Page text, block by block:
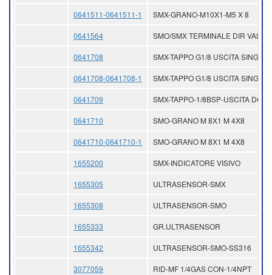
0641511-0641511-1 SMX-GRANO-M10X1-M5 X 8
0641564 SMO/SMX TERMINALE DIR VALV
0641708 SMX-TAPPO G1/8 USCITA
0641708-0641708-1 SMX-TAPPO G1/8 USCITA
0641709 SMX-TAPPO-1/8BSP-USCITA
0641710 SMO-GRANO M 8X1 M 4X8
0641710-0641710-1 SMO-GRANO M 8X1 M 4X8
1655200 SMX-INDICATORE VISIVO
1655305 ULTRASENSOR-SMX
1655308 ULTRASENSOR-SMO
1655333 GR.ULTRASENSOR
1655342 ULTRASENSOR-SMO-SS316
3077059 RID-MF 1/4GAS CON-1/4NPT